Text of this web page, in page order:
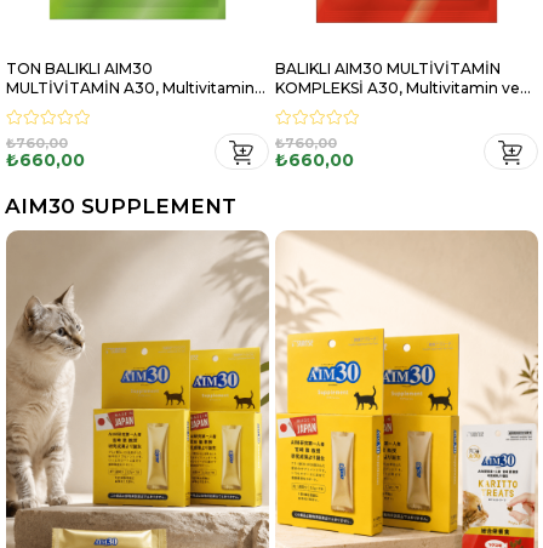
BALIKLI AIM30 MULTİVİTAMİN
KOMPLEKSİ A30, Multivitamin ve
Mineral İçeren Takviye Edici Gıda
₺660,00
₺760,00
PALAMUTLU AIM30
MULTİVİTAMİN KOMPLEKSİ A30,
Multivitamin ve Mineral İçeren
Takviye Edici Gıda
₺660,00
₺760,00
AIM30 SUPPLEMENT